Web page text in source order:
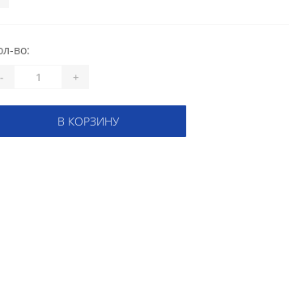
во:
- +
В КОРЗИНУ